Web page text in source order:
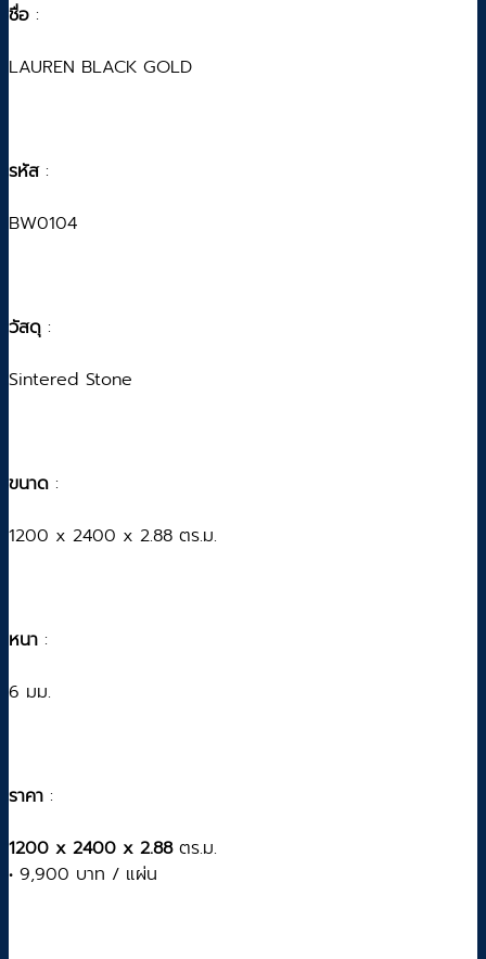
ชื่อ :
LAUREN BLACK GOLD
รหัส:
BW0104
วัสดุ :
Sintered Stone
ขนาด :
1200 x 2400 x 2.88 ตร.ม.
หนา :
6 มม.
ราคา :
1200 x 2400 x 2.88ตร.ม.
• 9,900 บาท / แผ่น